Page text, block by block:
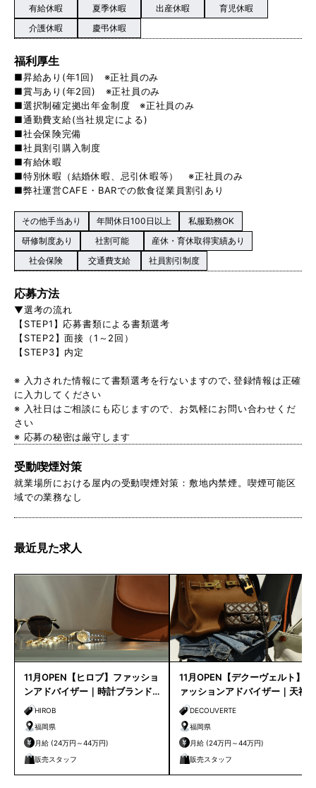
有給休暇 夏季休暇 出産休暇
育児休暇
介護休暇
慶弔休暇
福利厚生
■昇給あり(年1回) ※正社員のみ
■賞与あり(年2回) ※正社員のみ
■選択制確定拠出年金制度 ※正社員のみ
■通勤費支給(当社規定による)
■社会保険完備
■社員割引購入制度
■有給休暇
■特別休暇（結婚休暇、忌引休暇等） ※正社員のみ
■弊社運営CAFE・BARでの飲食従業員割引あり
その他手当あり 年間休日100日以上
私服勤務OK
研修制度あり
社割可能
産休・育休取得実績あり
社会保険
交通費支給 社員割引制度
応募方法
▼選考の流れ
【STEP1】応募書類による書類選考
【STEP2】面接（1～2回）
【STEP3】内定
※ 入力された情報にて書類選考を行ないますので､登録情報は正確
に入力してください
※ 入社日はご相談にも応じますので、お気軽にお問い合わせくだ
さい
※ 応募の秘密は厳守します
受動喫煙対策
就業場所における屋内の受動喫煙対策：敷地内禁煙。喫煙可能区
域での業務なし
最近見た求人
11月OPEN【ヒロブ】ファッショ
ンアドバイザー｜時計ブランド
｜天神店
HIROB
福岡県
月給 (24万円～44万円)
販売スタッフ
11月OPEN【デクーヴェルト】フ
ァッションアドバイザー｜天神
店DECOUVERTE
福岡県
月給 (24万円～44万円)
販売スタッフ